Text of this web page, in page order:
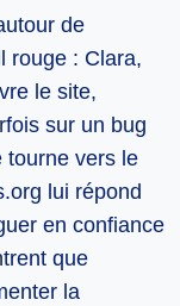
de
rouge : Clara,
le site,
sur un bug
vers le
lui répond
en confiance
que
la